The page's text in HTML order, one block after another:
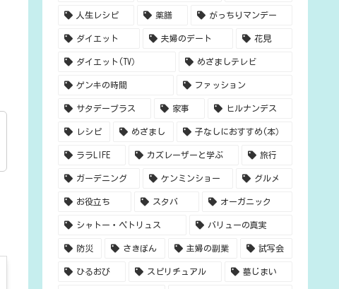
人生レシピ 薬膳 がっちりマンデー
ダイエット 夫婦のデート 花見
ダイエット(TV） めざましテレビ
ゲンキの時間 ファッション
サタデープラス 家事 ヒルナンデス
レシピ めざまし 子なしにおすすめ(本）
ララLIFE カズレーザーと学ぶ 旅行
ガーデニング ケンミンショー グルメ
お役立ち スタバ オーガニック
シャトー・ペトリュス バリューの真実
防災 さきぽん 主婦の副業 試写会
ひるおび スピリチュアル 墓じまい